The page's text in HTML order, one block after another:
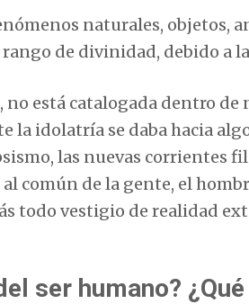
naturales, objetos,
rango de divinidad, debido a
está catalogada dentro
la idolatría se daba hacia
las nuevas corrientes
común de la gente, el
todo vestigio de realidad
ser humano?